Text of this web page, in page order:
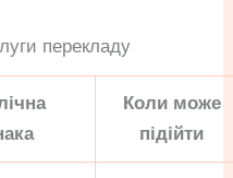
перекладу
Коли може
підійти